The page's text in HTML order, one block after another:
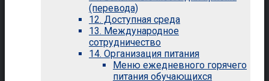
(перевода)
12. Доступная среда
13. Международное
сотрудничество
14. Организация питания
Меню ежедневного горячего
питания обучающихся